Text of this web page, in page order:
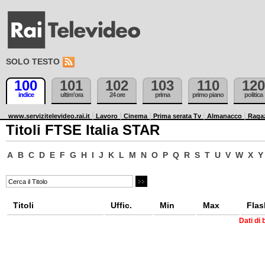
SOLO TESTO
100
indice
101
ultim'ora
102
24 ore
103
prima
110
primo piano
120
politica
www.servizitelevideo.rai.it Lavoro Cinema Prima serata Tv Almanacco
Titoli FTSE Italia STAR
A B C D E F G H I J K L M N O P Q R S T U V W X Y
Titoli Uffic. Min Max
Dati di